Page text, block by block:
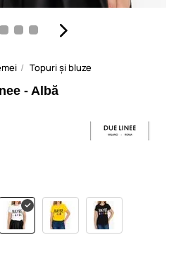
Topuri și bluze
- Albă